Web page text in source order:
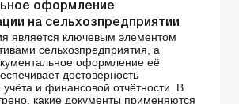
оформление
на сельхозпредприятии
является ключевым элементом
сельхозпредприятия, а
оформление её
достоверность
учёта и финансовой отчётности. В
какие документы применяются